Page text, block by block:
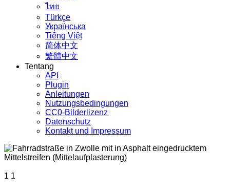
ไทย
Türkçe
Українська
Tiếng Việt
简体中文
繁體中文
Tentang
API
Plugin
Anleitungen
Nutzungsbedingungen
CC0-Bilderlizenz
Datenschutz
Kontakt und Impressum
1 1